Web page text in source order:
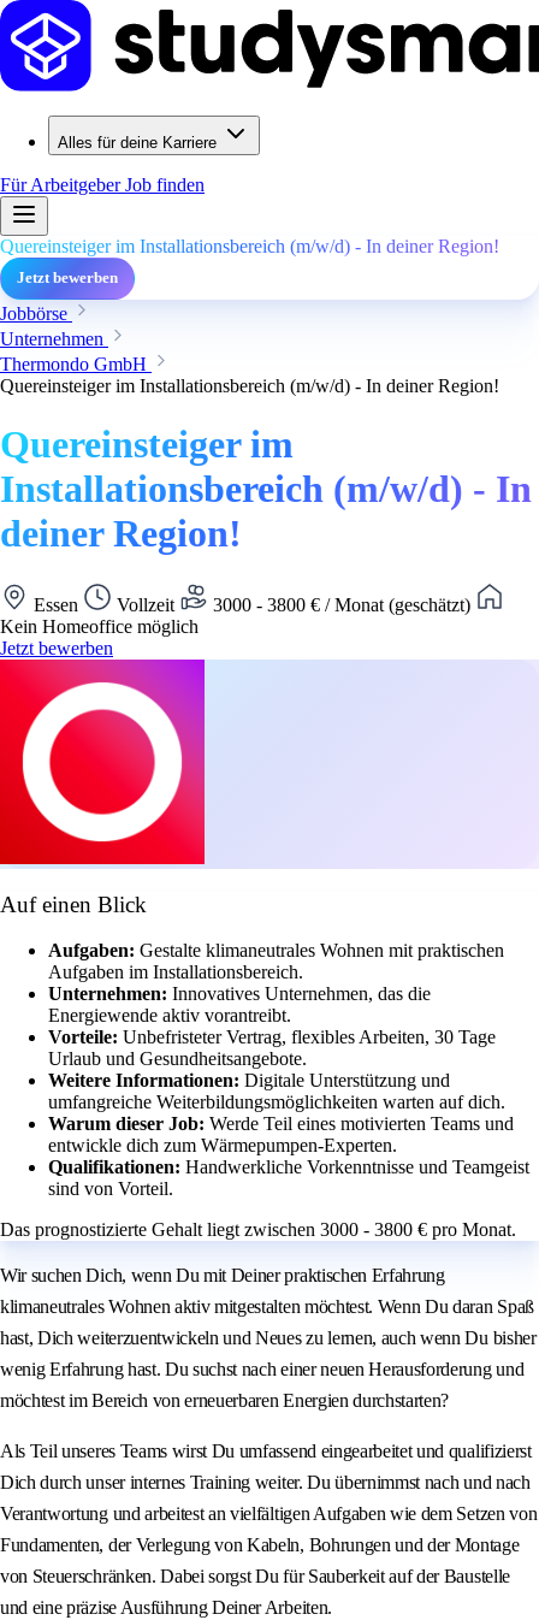
Alles für deine Karriere
Für ArbeitgeberJob finden
Quereinsteiger im Installationsbereich (m/w/d) - In deiner Region!
Jetzt bewerben
Jobbörse
Unternehmen
Thermondo GmbH
Quereinsteiger im Installationsbereich (m/w/d) - In deiner Region!
Quereinsteiger im
Installationsbereich (m/w/d) - In
deiner Region!
Essen Vollzeit
3000 - 3800 € / Monat (geschätzt)
Kein Homeoffice möglich
Jetzt bewerben
Auf einen Blick
Aufgaben: Gestalte klimaneutrales Wohnen mit praktischen
Aufgaben im Installationsbereich.
Unternehmen: Innovatives Unternehmen, das die
Energiewende aktiv vorantreibt.
Vorteile: Unbefristeter Vertrag, flexibles Arbeiten, 30 Tage
Urlaub und Gesundheitsangebote.
Weitere Informationen: Digitale Unterstützung und
umfangreiche Weiterbildungsmöglichkeiten warten auf dich.
Warum dieser Job: Werde Teil eines motivierten Teams und
entwickle dich zum Wärmepumpen-Experten.
Qualifikationen: Handwerkliche Vorkenntnisse und Teamgeist
sind von Vorteil.
Das prognostizierte Gehalt liegt zwischen 3000 - 3800 € pro Monat.
Wir suchen Dich, wenn Du mit Deiner praktischen Erfahrung
klimaneutrales Wohnen aktiv mitgestalten möchtest. Wenn Du daran Spaß
hast, Dich weiterzuentwickeln und Neues zu lernen, auch wenn Du bisher
wenig Erfahrung hast. Du suchst nach einer neuen Herausforderung und
möchtest im Bereich von erneuerbaren Energien durchstarten?
Als Teil unseres Teams wirst Du umfassend eingearbeitet und qualifizierst
Dich durch unser internes Training weiter. Du übernimmst nach und nach
Verantwortung und arbeitest an vielfältigen Aufgaben wie dem Setzen von
Fundamenten, der Verlegung von Kabeln, Bohrungen und der Montage
von Steuerschränken. Dabei sorgst Du für Sauberkeit auf der Baustelle
und eine präzise Ausführung Deiner Arbeiten.